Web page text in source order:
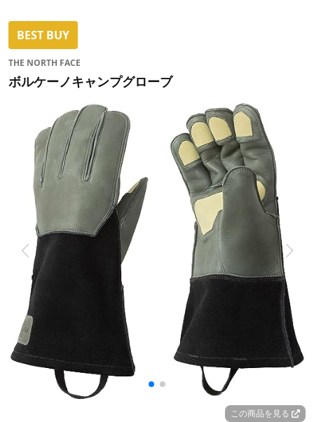
BEST BUY
THE NORTH FACE
ボルケーノキャンプグローブ
この商品を見る